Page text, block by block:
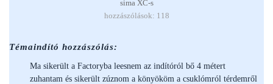
sima XC-s
hozzászólások: 118
Témaindító hozzászólás:
Ma sikerült a Factoryba leesnem az indítóról bő 4 métert
zuhantam és sikerült zúznom a könyököm a csuklómról térdemről